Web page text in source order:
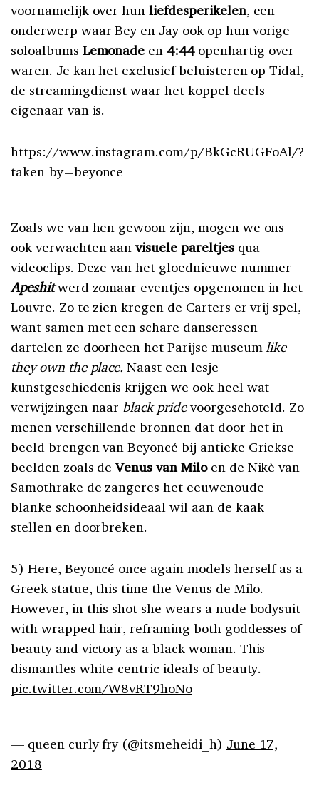
voornamelijk over hunliefdesperikelen, een
onderwerp waar Bey en Jay ook op hun vorige
soloalbums Lemonade en 4:44openhartig over
waren. Je kan het exclusief beluisteren opTidal,
de streamingdienst waar het koppel deels
eigenaar van is.
https://www.instagram.com/p/BkGcRUGFoAl/?
taken-by=beyonce
Zoals we van hen gewoon zijn, mogen we ons
ook verwachten aanvisuele pareltjesqua
videoclips. Deze van het gloednieuwe nummer
Apeshitwerd zomaar eventjes opgenomen in het
Louvre. Zo te zien kregen de Carters er vrij spel,
want samen met een schare danseressen
dartelen ze doorheen het Parijse museum like
they own the place.Naast een lesje
kunstgeschiedenis krijgen we ook heel wat
verwijzingen naar black pridevoorgeschoteld. Zo
menen verschillende bronnen dat door het in
beeld brengen van Beyoncé bij antieke Griekse
beelden zoals deVenus van Miloen de Nikè van
Samothrake de zangeres het eeuwenoude
blanke schoonheidsideaal wil aan de kaak
stellen en doorbreken.
5) Here, Beyoncé once again models herself as a
Greek statue, this time the Venus de Milo.
However, in this shot she wears a nude bodysuit
with wrapped hair, reframing both goddesses of
beauty and victory as a black woman. This
dismantles white-centric ideals of beauty.
pic.twitter.com/W8vRT9hoNo
— queen curly fry (@itsmeheidi_h) June 17,
2018